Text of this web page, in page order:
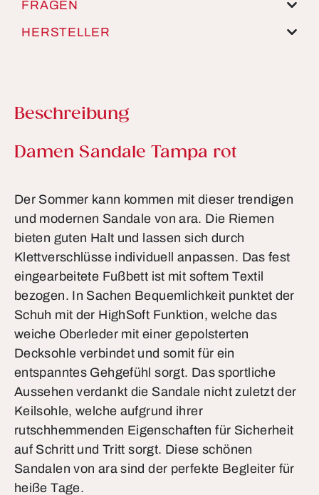
FRAGEN
HERSTELLER
Beschreibung
Produktinformationen
Damen Sandale Tampa rot
Der Sommer kann kommen mit dieser trendigen
und modernen Sandale von ara. Die Riemen
bieten guten Halt und lassen sich durch
Klettverschlüsse individuell anpassen. Das fest
eingearbeitete Fußbett ist mit softem Textil
bezogen. In Sachen Bequemlichkeit punktet der
Schuh mit der HighSoft Funktion, welche das
weiche Oberleder mit einer gepolsterten
Decksohle verbindet und somit für ein
entspanntes Gehgefühl sorgt. Das sportliche
Aussehen verdankt die Sandale nicht zuletzt der
Keilsohle, welche aufgrund ihrer
rutschhemmenden Eigenschaften für Sicherheit
auf Schritt und Tritt sorgt. Diese schönen
Sandalen von ara sind der perfekte Begleiter für
heiße Tage.